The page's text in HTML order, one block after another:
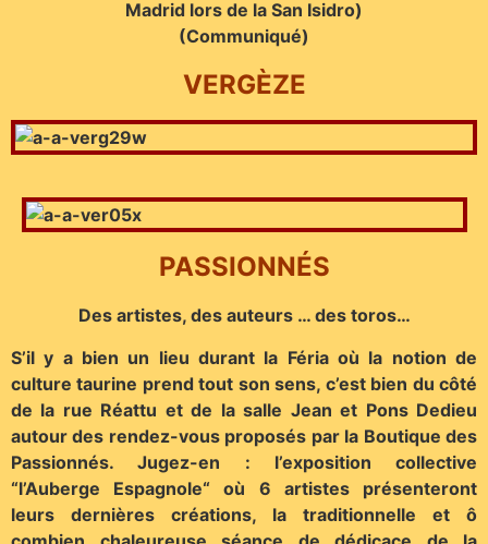
Madrid lors de la San Isidro)
(Communiqué)
VERGÈZE
PASSIONNÉS
Des artistes, des auteurs … des toros…
S’il y a bien un lieu durant la Féria où la notion de
culture taurine prend tout son sens, c’est bien du côté
de la rue Réattu et de la salle Jean et Pons Dedieu
autour des rendez-vous proposés par la Boutique des
Passionnés. Jugez-en : l’exposition collective
“l’Auberge Espagnole“ où 6 artistes présenteront
leurs dernières créations, la traditionnelle et ô